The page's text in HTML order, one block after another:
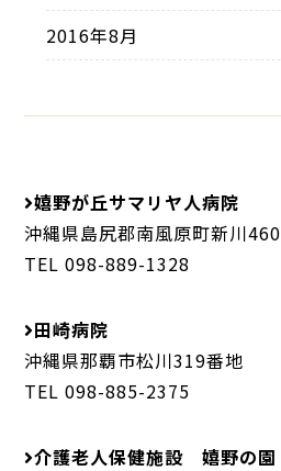
2016年8月
嬉野が丘サマリヤ人病院
沖縄県島尻郡南風原町新川460
TEL 098-889-1328
田崎病院
沖縄県那覇市松川319番地
TEL 098-885-2375
介護老人保健施設 嬉野の園